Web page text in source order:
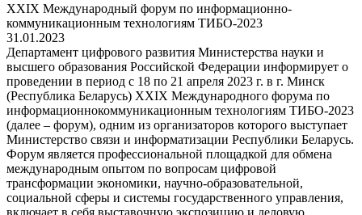
XXIX Международный форум по информационно-
коммуникационным технологиям ТИБО-2023
31.01.2023
Департамент цифрового развития Министерства науки и
высшего образования Российской Федерации информирует о
проведении в период с 18 по 21 апреля 2023 г. в г. Минск
(Республика Беларусь) XXIX Международного форума по
информационнокоммуникационным технологиям ТИБО-2023
(далее – форум), одним из организаторов которого выступает
Министерство связи и информатизации Республики Беларусь.
Форум является профессиональной площадкой для обмена
международным опытом по вопросам цифровой
трансформации экономики, научно-образовательной,
социальной сферы и системы государственного управления,
включает в себя выставочную экспозицию и деловую